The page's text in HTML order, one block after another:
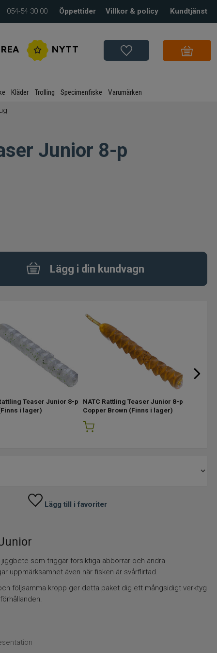
054-54 30 00 Öppettider Villkor & policy Kundtjänst
REA NYTT
Kläder Trolling Specimenfiske Varumärken
Junior 8-p
Lägg i din kundvagn
Teaser Junior 8-p
i lager)
NATC Rattling Teaser Junior 8-p
Copper Brown (Finns i lager)
Lägg till i favoriter
som triggar försiktiga abborrar och andra
uppmärksamhet även när fisken är svårflirtad.
följsamma kropp ger detta paket dig ett mångsidigt verktyg